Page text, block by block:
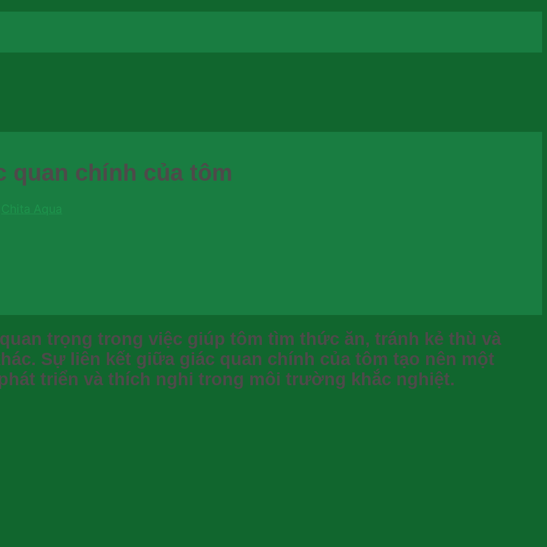
quan chính của tôm
trọng trong việc giúp tôm tìm thức ăn, tránh kẻ thù và
Sự liên kết giữa giác quan chính của tôm tạo nên một
triển và thích nghi trong môi trường khắc nghiệt.